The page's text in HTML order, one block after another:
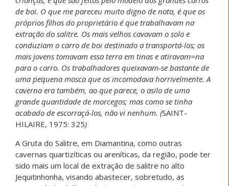
de boi. O que me pareceu muito digno de nota, é que os
próprios filhos do proprietário é que trabalhavam na
extração do salitre. Os mais velhos cavavam o solo e
conduziam o carro de boi destinado a transportá-los; os
mais jovens tomavam essa terra em tinas e atiravam=na
para o carro. Os trabalhadores queixavam-se bastante de
uma pequena mosca que os incomodava horrivelmente. A
caverna era também, ao que parece, o asilo de uma
grande quantidade de morcegos; mas como se tinha
acabado de escorraçá-los, não vi nenhum. (SAINT-
HILAIRE, 1975: 325)
A Gruta do Salitre, em Diamantina, como outras
cavernas quartizíticas ou areníticas, da região, pode ter
sido mais um local de extração de salitre no alto
Jequitinhonha, visando abastecer, sobretudo, as